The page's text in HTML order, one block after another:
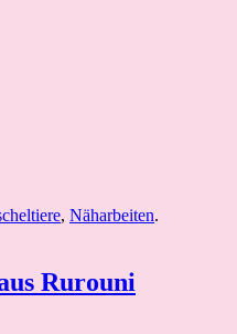
, Näharbeiten.
Rurouni